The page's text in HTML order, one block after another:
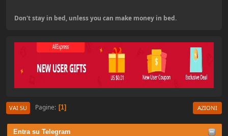
Entra su Telegram
Don't stay in bed, unless you can make money in bed.
VAI SU Pagine 1 AZIONI